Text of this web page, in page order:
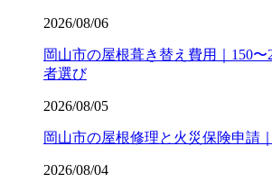
2026/08/06
岡山市の屋根葺き替え費用｜150
者選び
2026/08/05
岡山市の屋根修理と火災保険申請
2026/08/04